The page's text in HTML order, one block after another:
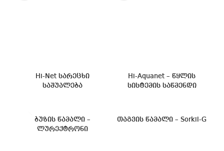
Hi-Net სარეცხი
საშუალება
Hi-Aquanet – წყლის
სისტემის საწმენდი
ბუზის წამალი –
ლურექტრონი
თაგვის წამალი – Sorkil-G